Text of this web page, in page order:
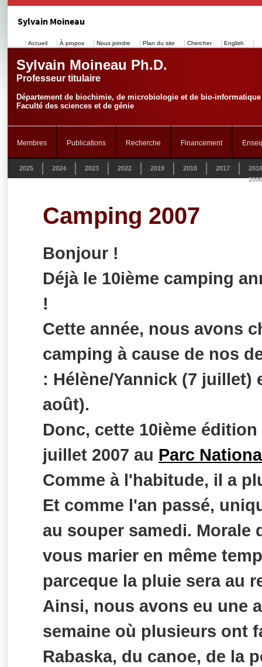
Sylvain Moineau
Accueil À propos Nous joindre Plan du site Chercher English
Sylvain Moineau Ph.D.
Professeur titulaire
Département de biochimie, de microbiologie et de bio-informatique
Faculté des sciences et de génie
Membres Publications Recherche Financement
2025 2024 2023 2022 2019 2018 2017
2016
2006
Camping 2007
Bonjour !
Déjà le 10ième camping
!
Cette année, nous avons
camping à cause de nos
: Hélène/Yannick (7 juillet)
août).
Donc, cette 10ième
juillet 2007 au Parc
Comme à l'habitude, il a
Et comme l'an passé,
au souper samedi. Morale
vous marier en même
parceque la pluie sera au
Ainsi, nous avons eu une
semaine où plusieurs ont
Rabaska, du canoe, de la